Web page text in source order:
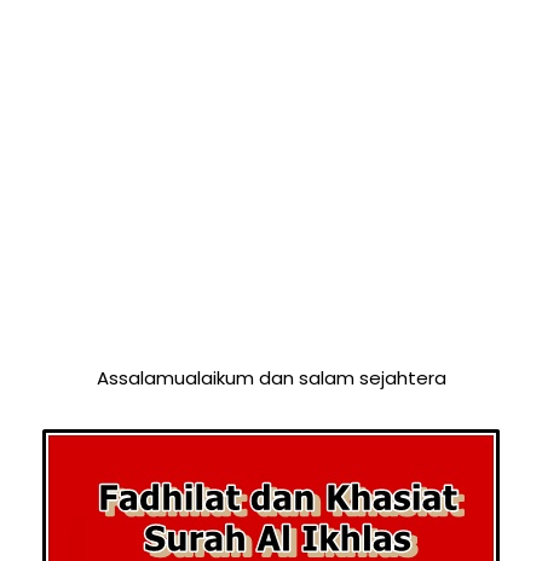
Assalamualaikum dan salam sejahtera